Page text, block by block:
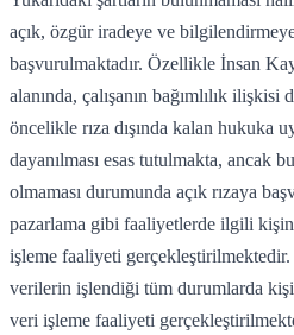
açık, özgür iradeye ve bilgilendirmeye
başvurulmaktadır. Özellikle İnsan
alanında, çalışanın bağımlılık
öncelikle rıza dışında kalan hukuka
dayanılması esas tutulmakta, ancak
olmaması durumunda açık rızaya
pazarlama gibi faaliyetlerde ilgili
işleme faaliyeti
verilerin işlendiği tüm durumlarda
veri işleme faaliyeti